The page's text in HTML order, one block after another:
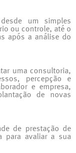
um simples
ou controle, até o
após a análise do
uma consultoria,
percepção e
e empresa,
de novas
de prestação de
para avaliar a sua